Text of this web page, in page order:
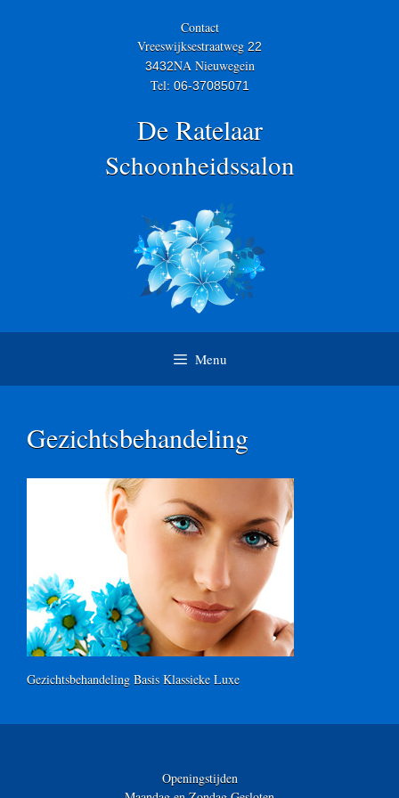
Contact
Vreeswijksestraatweg 22
3432NA Nieuwegein
Tel: 06-37085071
De Ratelaar
Schoonheidssalon
Menu
Gezichtsbehandeling
Gezichtsbehandeling Basis Klassieke Luxe
Openingstijden